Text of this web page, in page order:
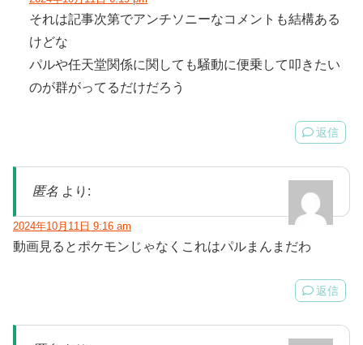
それは記事次第でアンチソニーなコメントも結構ある
けどな
パルや任天堂関係に関しても騒動に便乗して叩きたい
のが群がってるだけだろう
返信
匿名 より:
2024年10月11日 9:16 am
動画見るとポケモンじゃなくこれはパルまんまだわ
返信